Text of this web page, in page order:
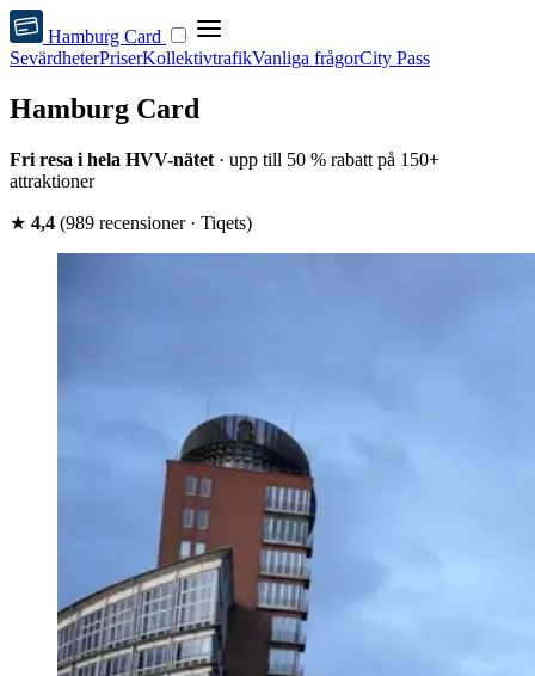
Hamburg Card
SevärdheterPriserKollektivtrafikVanliga frågorCity Pass
Hamburg Card
Fri resa i hela HVV-nätet · upp till 50 % rabatt på 150+
attraktioner
★ 4,4 (989 recensioner · Tiqets)